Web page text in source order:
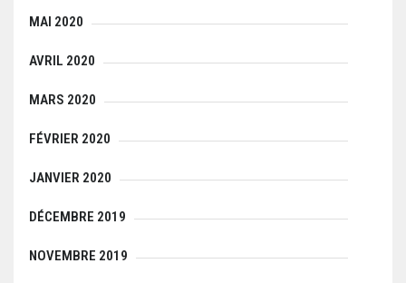
MAI 2020
AVRIL 2020
MARS 2020
FÉVRIER 2020
JANVIER 2020
DÉCEMBRE 2019
NOVEMBRE 2019